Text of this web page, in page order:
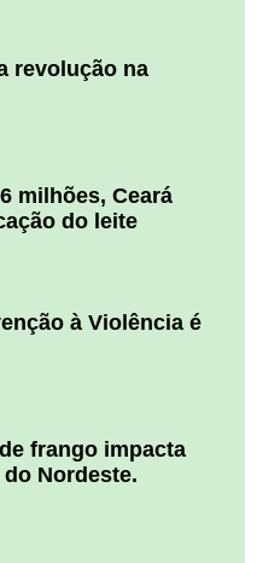
revolução na
milhões, Ceará
do leite
à Violência é
frango impacta
Nordeste.